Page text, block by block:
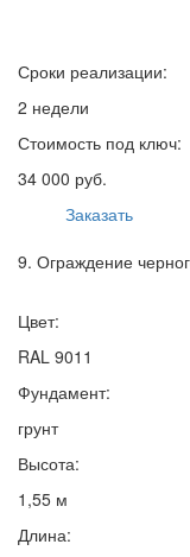
Сроки реализации:
2 недели
Стоимость под ключ:
34 000 руб.
Заказать
9. Ограждение
Цвет:
RAL 9011
Фундамент:
грунт
Высота:
1,55 м
Длина: